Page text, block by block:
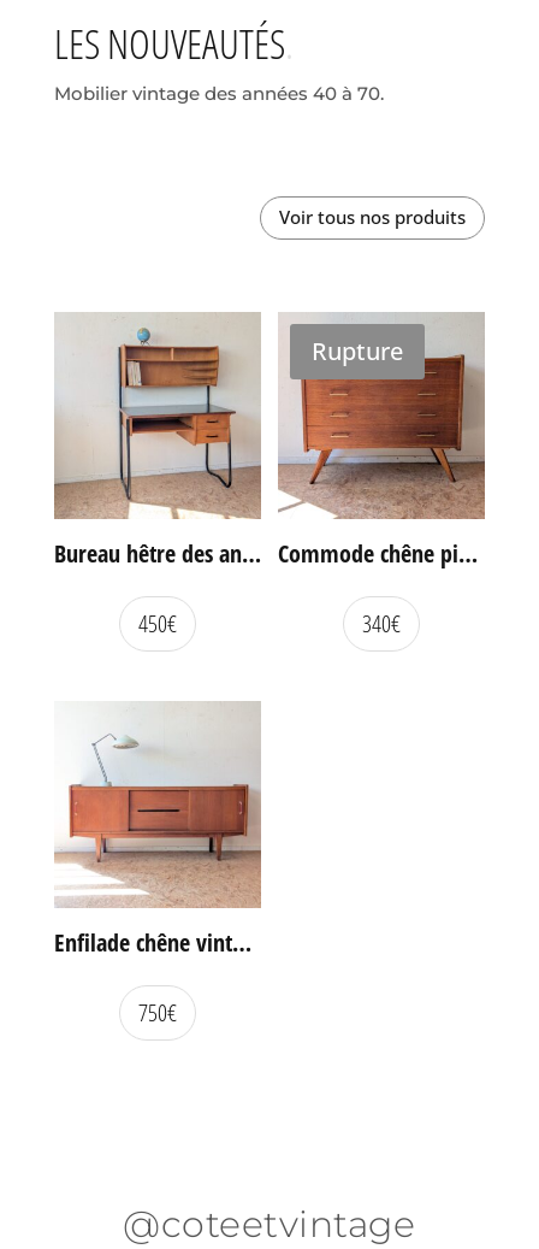
LES NOUVEAUTÉS
Mobilier vintage des années 40 à 70.
Voir tous nos produits
Bureau hêtre des années 60
450€
Rupture
Commode chêne pieds compas vintage
340€
Enfilade chêne vintage portes coulissantes
750€
@coteetvintage